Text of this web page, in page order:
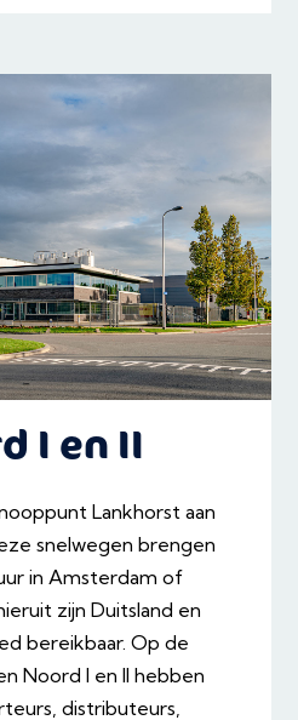
I en II
Lankhorst aan
snelwegen brengen
in Amsterdam of
zijn Duitsland en
bereikbaar. Op de
Noord I en II hebben
distributeurs,